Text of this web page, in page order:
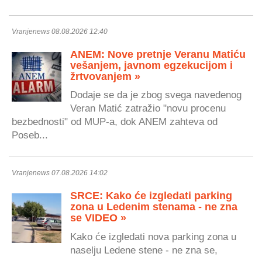
Vranjenews 08.08.2026 12:40
ANEM: Nove pretnje Veranu Matiću
vešanjem, javnom egzekucijom i
žrtvovanjem »
Dodaje se da je zbog svega navedenog
Veran Matić zatražio "novu procenu
bezbednosti" od MUP-a, dok ANEM zahteva od
Poseb...
Vranjenews 07.08.2026 14:02
SRCE: Kako će izgledati parking
zona u Ledenim stenama - ne zna
se VIDEO »
Kako će izgledati nova parking zona u
naselju Ledene stene - ne zna se,